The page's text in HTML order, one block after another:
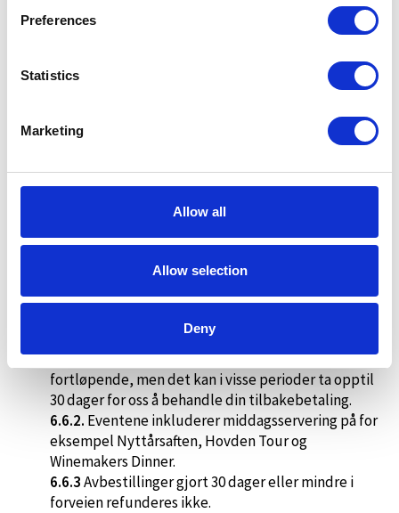
Preferences
Statistics
Marketing
Allow all
Allow selection
Deny
Serviceavgifter, porto, fakturagebyr og frivillige
tilvalg (forsikring, billetter m.m.), refunderes ikke.
forsikringer som gjelder reise og
bestiller­/leieforhold. For eksempel reise-,­ fritid og
6.4.Reserverte bord i våre restauranter for 8
inntil 49 timer før besøket. Ved avbestilling etter 48
Se kapittel: Konsert og event
betingelser for store middager som for eksempel
Konsert og event
6.6.1.Om avbestilling finner sted 30 dager før
Servering tilbake innbetalt beløp minus
avbestillingsgebyr på 100,- . Tilbakebetaling gjøres
fortløpende, men det kan i visse perioder ta opptil
30 dager for oss å behandle din tilbakebetaling.
6.6.2. Eventene inkluderer middagsservering på for
eksempel Nyttårsaften, Hovden Tour og
Winemakers Dinner.
6.6.3Avbestillinger gjort 30 dager eller mindre i
forveien refunderes ikke.